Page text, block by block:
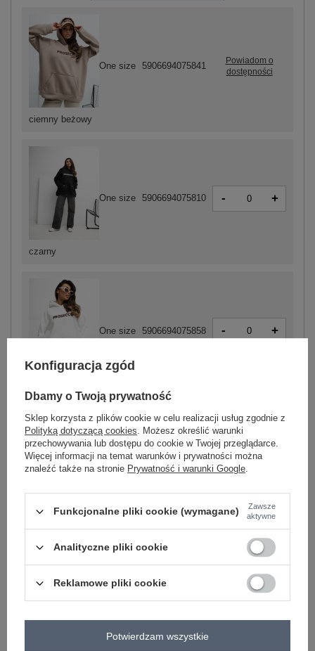
czarny
One size 5906694075810 - +
One size 5906694075858 - +
jasny szary
One size 5906694106514 -
ciemny beżowy
One size 5906694075841
Powiadom o
dostępności
Zobacz wszystkie kolory (+10)
ZALOGUJ SIĘ I ZOBACZ CENĘ
Masz pytanie? Chętnie pomożemy.
Konfiguracja zgód
Dbamy o Twoją prywatność
Sklep korzysta z plików cookie w celu realizacji usług zgodnie z
Polityką dotyczącą cookies. Możesz określić warunki
przechowywania lub dostępu do cookie w Twojej przeglądarce.
Więcej informacji na temat warunków i prywatności można
znaleźć także na stronie Prywatność i warunki Google.
Funkcjonalne pliki cookie (wymagane)
Zawsze
aktywne
Analityczne pliki cookie
Reklamowe pliki cookie
Potwierdzam wszystkie